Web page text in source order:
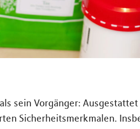
sein Vorgänger:
Sicherheitsmerkmalen.